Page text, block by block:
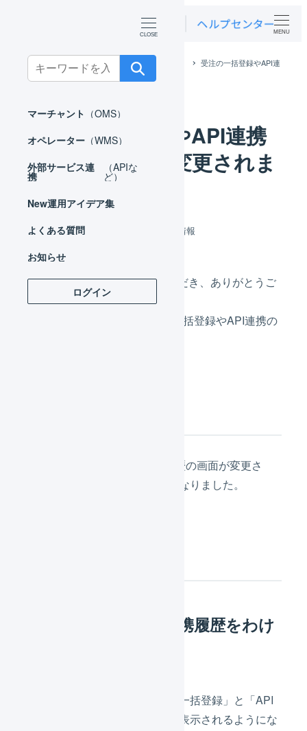
Search
for:
マーチャント （OMS）
オペレーター （WMS）
外部サービス連
携
（APIな
ど）
New運用アイデア集
よくある質問
お知らせ
ログイン
MENU
ホーム お知らせ アップデート情報
受注の一括登録やAPI連
携の履歴の画面が変更されました
受注の一括登録やAPI連携
の履歴の画面が変更されま
した
投稿日
2026年03月24日 アップデート情報
いつもLOGILESSをご利用いただき、ありがとうご
ざいます。
2026年4月1日（水）に受注の一括登録やAPI連携の
受注の一括登録やAPI連携の履歴の画面が変更さ
れ、履歴の検索が分かりやくすなりました。
一括登録履歴とAPI連携履歴をわけ
履歴のサブナビゲーションで「一括登録」と「API
連携」の「受注取得」にわけて表示されるようにな